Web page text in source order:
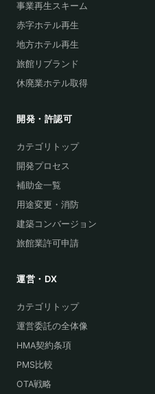
事業再生スキーム
赤字ホテル再生
地方ホテル再生
旅館リブランド
休廃業ホテル取得
開発・許認可
カテゴリトップ
開発プロセス
補助金一覧
用途変更・消防
建築コンバージョン
旅館業許可申請
運営・DX
カテゴリトップ
運営委託の全体像
HMA契約条項
PMS比較
OTA戦略